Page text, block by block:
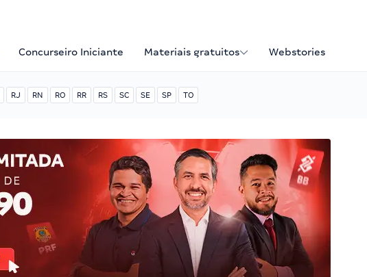
Concurseiro Iniciante Materiais gratuitos Webstories
RJ RN RO RR RS SC SE SP TO